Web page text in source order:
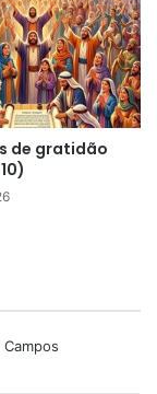
de gratidão
Campos